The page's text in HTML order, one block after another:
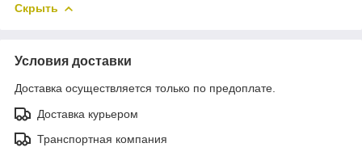
Скрыть
Условия доставки
Доставка осуществляется только по предоплате.
Доставка курьером
Транспортная компания